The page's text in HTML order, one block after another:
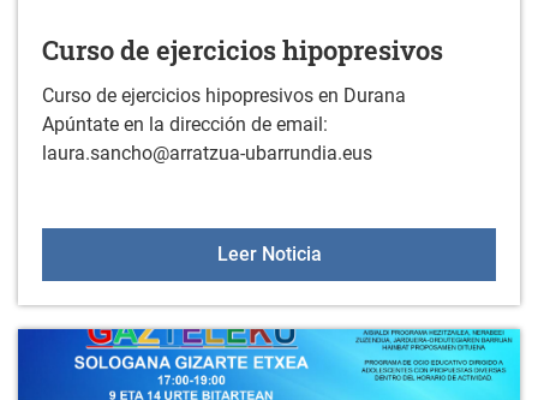
Curso de ejercicios hipopresivos
Curso de ejercicios hipopresivos en Durana
Apúntate en la dirección de email:
laura.sancho@arratzua-ubarrundia.eus
Leer NoticiaCurso de ejercicios